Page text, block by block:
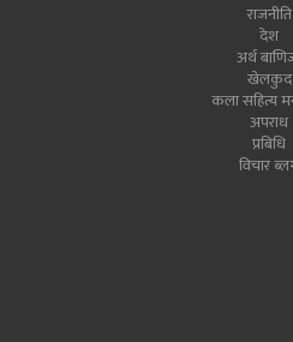
राजनीति
देश
अर्थ
खेलकुद
कला सहित्य
अपराध
प्रबिधि
विचार